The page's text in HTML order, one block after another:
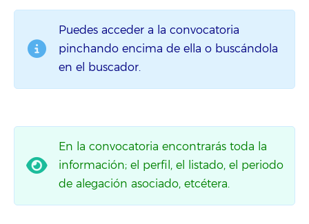
Puedes acceder a la convocatoria
pinchando encima de ella o buscándola
en el buscador.
En la convocatoria encontrarás toda la
información; el perfil, el listado, el periodo
de alegación asociado, etcétera.